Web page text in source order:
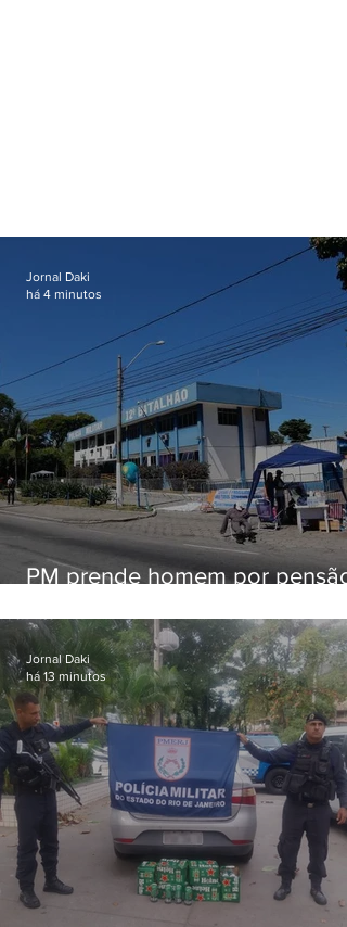
PM prende homem por pensão
Jornal Daki
há 4 minutos
Jornal Daki
há 13 minutos